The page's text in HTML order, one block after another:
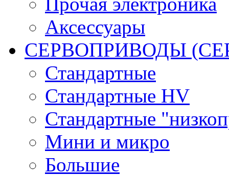
Аксессуары
СЕРВОПРИВОДЫ
Стандартные
Стандартные HV
Стандартные
Мини и микро
Большие